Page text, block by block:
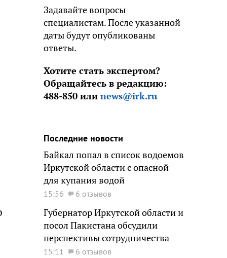
Задавайте вопросы
специалистам. После указанной
даты будут опубликованы
ответы.
Хотите стать экспертом?
Обращайтесь в редакцию:
488-850 или news@irk.ru
Последние новости
Байкал попал в список водоемов
Иркутской области с опасной
для купания водой
15:56 6 отзывов
Губернатор Иркутской области и
посол Пакистана обсудили
перспективы сотрудничества
15:11 6 отзывов